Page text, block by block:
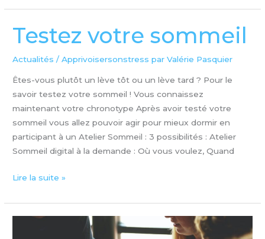
Testez votre sommeil
Actualités /Apprivoisersonstress par Valérie Pasquier
Êtes-vous plutôt un lève tôt ou un lève tard ? Pour le
savoir testez votre sommeil ! Vous connaissez
maintenant votre chronotype Après avoir testé votre
sommeil vous allez pouvoir agir pour mieux dormir en
participant à un Atelier Sommeil : 3 possibilités : Atelier
Sommeil digital à la demande : Où vous voulez, Quand
Testez
votre
sommeil
Lire la suite »